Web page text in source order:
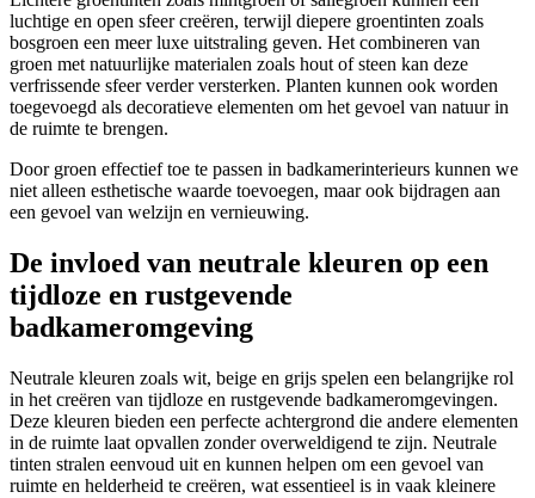
luchtige en open sfeer creëren, terwijl diepere groentinten zoals
bosgroen een meer luxe uitstraling geven. Het combineren van
groen met natuurlijke materialen zoals hout of steen kan deze
verfrissende sfeer verder versterken. Planten kunnen ook worden
toegevoegd als decoratieve elementen om het gevoel van natuur in
de ruimte te brengen.
Door groen effectief toe te passen in badkamerinterieurs kunnen we
niet alleen esthetische waarde toevoegen, maar ook bijdragen aan
een gevoel van welzijn en vernieuwing.
De invloed van neutrale kleuren op een
tijdloze en rustgevende
badkameromgeving
Neutrale kleuren zoals wit, beige en grijs spelen een belangrijke rol
in het creëren van tijdloze en rustgevende badkameromgevingen.
Deze kleuren bieden een perfecte achtergrond die andere elementen
in de ruimte laat opvallen zonder overweldigend te zijn. Neutrale
tinten stralen eenvoud uit en kunnen helpen om een gevoel van
ruimte en helderheid te creëren, wat essentieel is in vaak kleinere